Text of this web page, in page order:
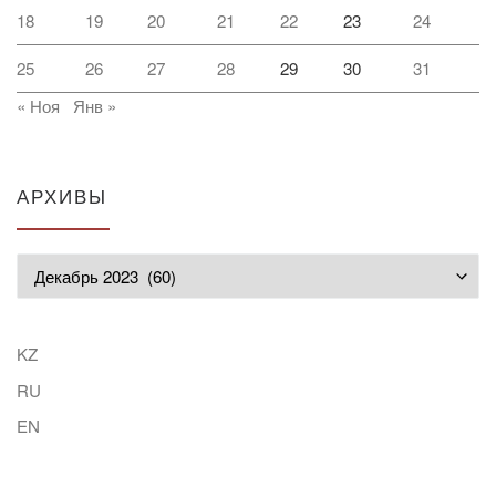
18 19 20 21 22 23 24
25 26 27 28 29 30
31
« Ноя
Янв »
АРХИВЫ
KZ
RU
EN